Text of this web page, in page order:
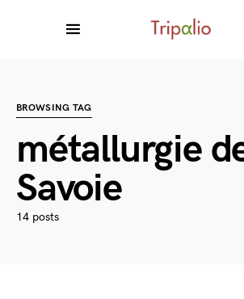
BROWSING TAG
métallurgie
Savoie
14 posts